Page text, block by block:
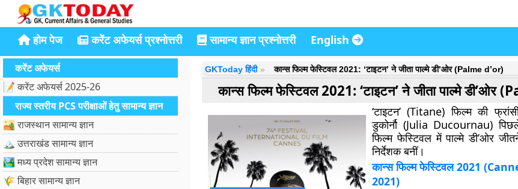
होम पेज करेंट अफेयर्स प्रश्नोत्तरी सामान्य ज्ञान प्रश्नोत्तरी English
करेंट अफेयर्स
📝 करेंट अफेयर्स 2025-26
राज्य स्तरीय PCS परीक्षाओं हेतु सामान्य ज्ञान
🏜️ राजस्थान सामान्य ज्ञान
🏔️ उत्तराखंड सामान्य ज्ञान
🏞️ मध्य प्रदेश सामान्य ज्ञान
🌾 बिहार सामान्य ज्ञान
GKToday हिंदी कान्स फिल्म फेस्टिवल 2021: ‘टाइटन’ ने जीता पाल्मे डी’ओर (Palme d’or)
कान्स फिल्म फेस्टिवल 2021: ‘टाइटन’ ने जीता पाल्मे डी’ओर
‘टाइटन’ (Titane) फिल्म की
डुकोर्नौ (Julia Ducournau)
फिल्म फेस्टिवल में पाल्मे डी’ओर
निर्देशक बनीं।
कान्स फिल्म फेस्टिवल 2021 (
2021)